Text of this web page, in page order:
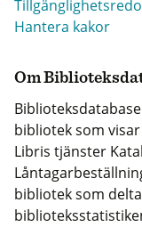
Hantera kakor
Om
bibliotek som
Libris tjänster
bibliotek som